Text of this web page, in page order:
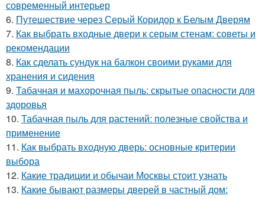
современный интерьер
6. Путешествие через Серый Коридор к Белым Дверям
7. Как выбрать входные двери к серым стенам: советы и
рекомендации
8. Как сделать сундук на балкон своими руками для
хранения и сидения
9. Табачная и махорочная пыль: скрытые опасности для
здоровья
10. Табачная пыль для растений: полезные свойства и
применение
11. Как выбрать входную дверь: основные критерии
выбора
12. Какие традиции и обычаи Москвы стоит узнать
13. Какие бывают размеры дверей в частный дом: